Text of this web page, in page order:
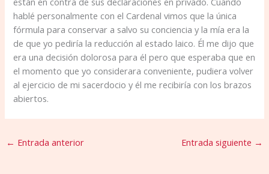
hablé personalmente con el Cardenal vimos que la única
fórmula para conservar a salvo su conciencia y la mía era la
de que yo pediría la reducción al estado laico. Él me dijo que
era una decisión dolorosa para él pero que esperaba que en
el momento que yo considerara conveniente, pudiera volver
al ejercicio de mi sacerdocio y él me recibiría con los brazos
abiertos.
← Entrada anterior Entrada siguiente →